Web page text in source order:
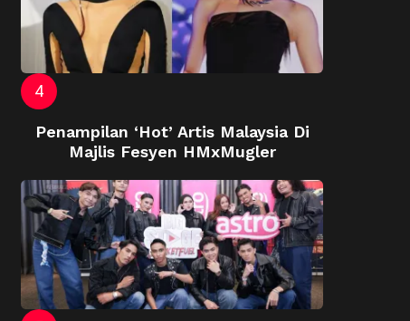
Penampilan ‘Hot’ Artis Malaysia Di
Majlis Fesyen HMxMugler